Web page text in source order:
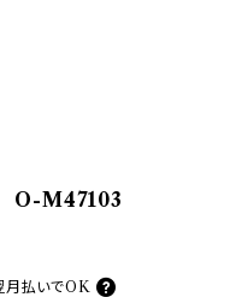
) O-M47103
月払いでOK